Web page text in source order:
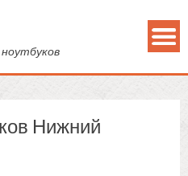
Нижний